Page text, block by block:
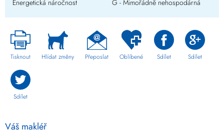
Energetická náročnost
G - Mimořádně nehospodárná
Tisknout Hlídat změny Přeposlat Oblíbené Sdílet Sdílet
Sdílet
Váš makléř